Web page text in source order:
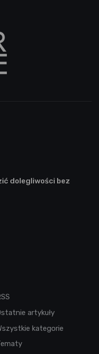
dolegliwości bez
artykuły
kategorie